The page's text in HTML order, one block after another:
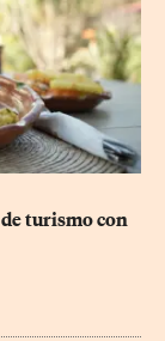
turismo con